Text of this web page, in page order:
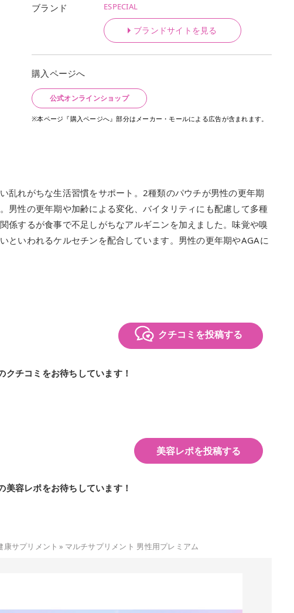
ブランド ESPECIAL
ブランドサイトを見る
購入ページへ
公式オンラインショップ
※本ページ『購入ページへ』部分はメーカー・モールによる広告が含まれます。
乱れがちな生活習慣をサポート。2種類のパウチが男性の更年期
男性の更年期や加齢による変化、バイタリティにも配慮して多種
係するが食事で不足しがちなアルギニンを加えました。味覚や嗅
といわれるケルセチンを配合しています。男性の更年期やAGAに
クチコミを投稿する
クチコミをお待ちしています！
美容レポを投稿する
美容レポをお待ちしています！
康サプリメント » マルチサプリメント 男性用プレミアム